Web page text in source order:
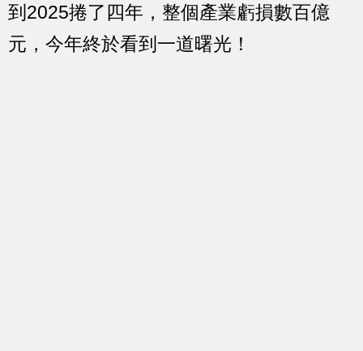
到2025捲了四年，整個產業虧損數百億
元，今年終於看到一道曙光！